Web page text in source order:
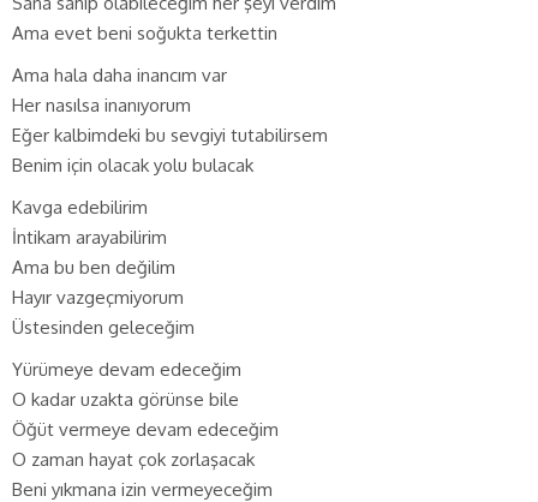
Ama evet beni soğukta terkettin
Ama hala daha inancım var
Her nasılsa inanıyorum
Eğer kalbimdeki bu sevgiyi tutabilirsem
Benim için olacak yolu bulacak
Kavga edebilirim
İntikam arayabilirim
Ama bu ben değilim
Hayır vazgeçmiyorum
Üstesinden geleceğim
Yürümeye devam edeceğim
O kadar uzakta görünse bile
Öğüt vermeye devam edeceğim
O zaman hayat çok zorlaşacak
Beni yıkmana izin vermeyeceğim